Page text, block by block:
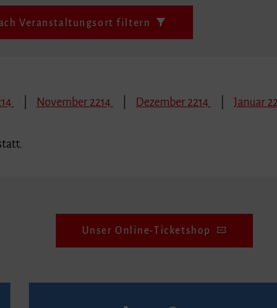
Veranstaltungsort filtern
November 2214 Dezember 2214 Januar
Unser Online-Ticketshop